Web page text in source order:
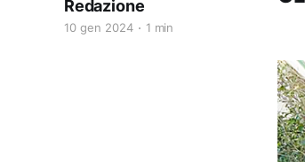
Redazione
10 gen 2024 1 min